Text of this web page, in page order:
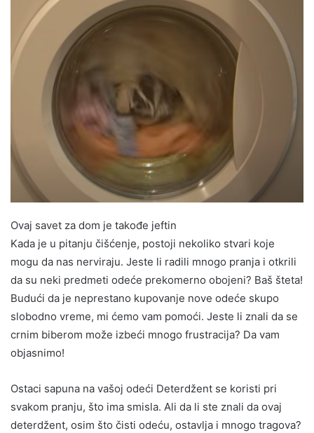
Ovaj savet za dom je takođe jeftin
Kada je u pitanju čišćenje, postoji nekoliko stvari koje
mogu da nas nerviraju. Jeste li radili mnogo pranja i otkrili
da su neki predmeti odeće prekomerno obojeni? Baš šteta!
Budući da je neprestano kupovanje nove odeće skupo
slobodno vreme, mi ćemo vam pomoći. Jeste li znali da se
crnim biberom može izbeći mnogo frustracija? Da vam
objasnimo!
Ostaci sapuna na vašoj odeći Deterdžent se koristi pri
svakom pranju, što ima smisla. Ali da li ste znali da ovaj
deterdžent, osim što čisti odeću, ostavlja i mnogo tragova?